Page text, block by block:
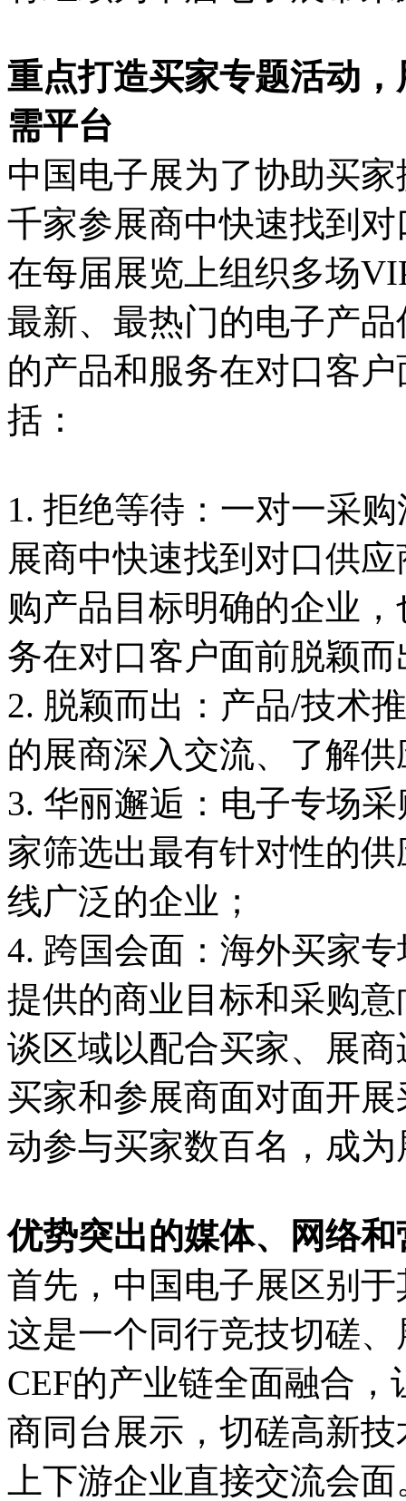
重点打造买家专题活动
需平台
中国电子展为了协助买
千家参展商中快速找到
在每届展览上组织多场
最新、最热门的电子产
的产品和服务在对口客
括：
1. 拒绝等待：一对一采
展商中快速找到对口供
购产品目标明确的企业
务在对口客户面前脱颖而
2. 脱颖而出：产品/技术
的展商深入交流、了解
3. 华丽邂逅：电子专场
家筛选出最有针对性的
线广泛的企业；
4. 跨国会面：海外买家
提供的商业目标和采购
谈区域以配合买家、展
买家和参展商面对面开
动参与买家数百名，成
优势突出的媒体、网络
首先，中国电子展区别
这是一个同行竞技切磋
CEF的产业链全面融合
商同台展示，切磋高新
上下游企业直接交流会